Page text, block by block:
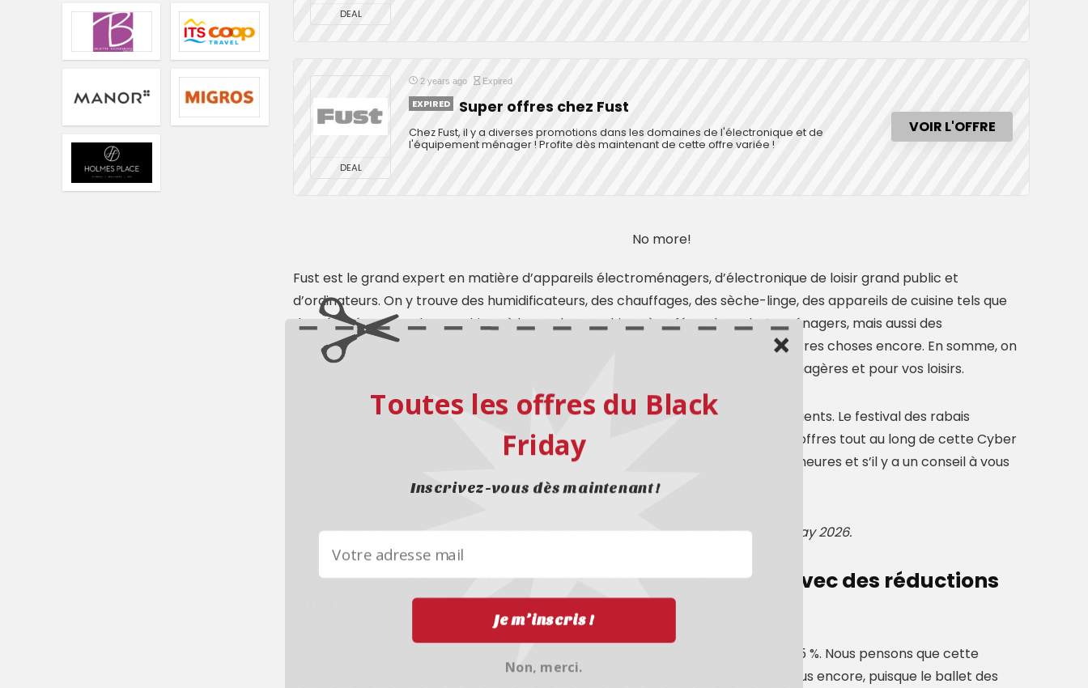
DEAL
DEAL
2 years ago Expired
EXPIRED Super offres chez Fust
Chez Fust, il y a diverses promotions dans les domaines de l'électronique et de
l'équipement ménager ! Profite dès maintenant de cette offre variée !
VOIR L'OFFRE
No more!
Fust est le grand expert en matière d’appareils électroménagers, d’électronique de loisir grand public et
d’ordinateurs. On y trouve des humidificateurs, des chauffages, des sèche-linge, des appareils de cuisine tels que
des réfrigérateurs, des machines à laver, des machines à café ou des robots ménagers, mais aussi des
smartphones, des tablettes, des logiciels, des montres intelligentes et bien d’autres choses encore. En somme, on
peut dire : Vous y trouverez tout ce dont vous aurez besoin pour vos tâches ménagères et pour vos loisirs.
Fust consacre toute une Cyber Week pour proposer de superbes offres à ses clients. Le festival des rabais
commence le lundi précédant le Black Friday et Fust veille à garder les mêmes offres tout au long de cette Cyber
Week. Mais les articles les plus populaires peuvent être épuisés après quelques heures et s’il y a un conseil à vous
donner c’est : ne tergiversez pas, soyez rapide et passez à l’acte !
Cliquez sur le bouton ci-dessous pour voir toutes les offres de Fust au Black Friday 2026.
Chez Fust, ça sera la fête au Black Friday 2026, avec des réductions
allant jusqu’à 75 %.
L’année dernière, Fust avait séduit ses clients par des réductions allant jusqu’à 75 %. Nous pensons que cette
réduction de 75 % sera certainement maintenue au Black Friday 2026. Et bien plus encore, puisque le ballet des
Je m’inscris !
Toutes les offres du Black
Friday
Inscrivez-vous dès maintenant !
Non, merci.